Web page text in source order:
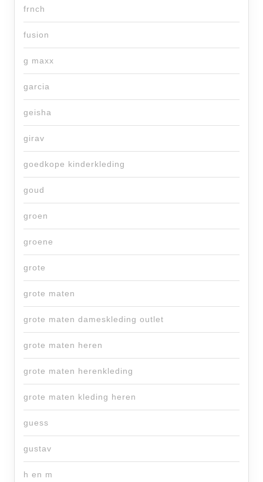
frnch
fusion
g maxx
garcia
geisha
girav
goedkope kinderkleding
goud
groen
groene
grote
grote maten
grote maten dameskleding outlet
grote maten heren
grote maten herenkleding
grote maten kleding heren
guess
gustav
h en m